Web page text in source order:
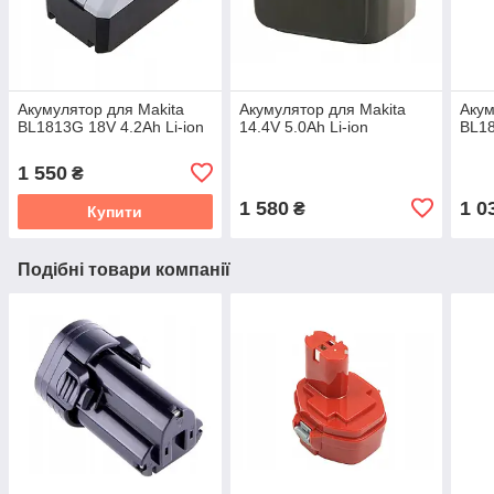
Акумулятор для Makita
BL1813G 18V 4.2Ah Li-ion
1 550 ₴
Купити
Акумулятор для Makita
14.4V 5.0Ah Li-ion
1 580₴ 1
Подібні товари компанії